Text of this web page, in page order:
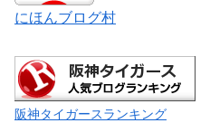
にほんブログ村
阪神タイガースランキング